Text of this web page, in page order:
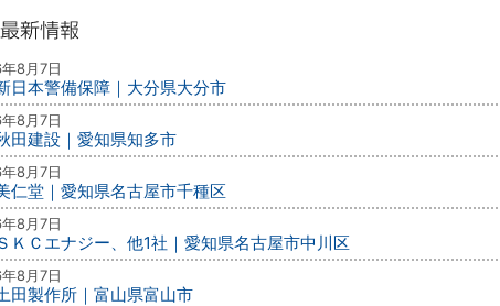
8月7日
日本警備保障｜大分県大分市
8月7日
田建設｜愛知県知多市
8月7日
仁堂｜愛知県名古屋市千種区
8月7日
ＫＣエナジー、他1社｜愛知県名古屋市中川区
8月7日
田製作所｜富山県富山市